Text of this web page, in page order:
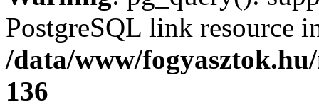
PostgreSQL link resource
/data/www/
136